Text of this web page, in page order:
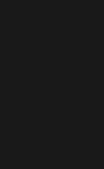
Hele 8 (9
det meste
som
findes i
nogle af
vine.
og flankeres
må
Vinene